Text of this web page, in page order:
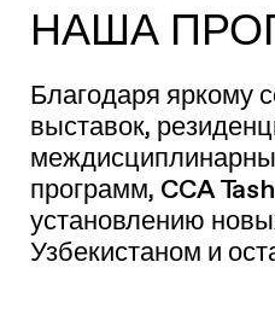
НАША
Благодаря яркому
выставок,
программ, CCA
установлению
Узбекистаном и